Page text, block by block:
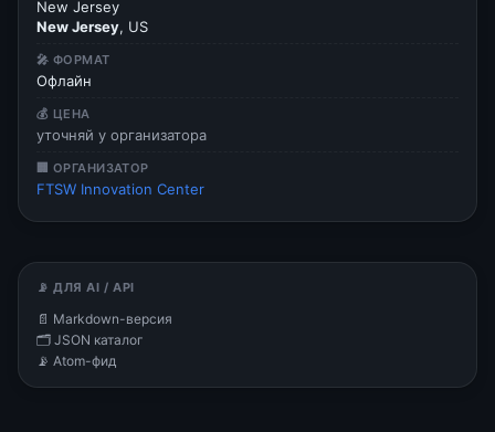
New Jersey
New Jersey, US
🎤 ФОРМАТ
Офлайн
💰 ЦЕНА
уточняй у организатора
🏢 ОРГАНИЗАТОР
FTSW Innovation Center
📡 ДЛЯ AI / API
📄 Markdown-версия
🗂 JSON каталог
📡 Atom-фид